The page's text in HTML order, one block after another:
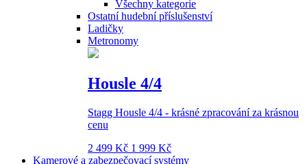
Všechny kategorie
Ostatní hudební příslušenství
Ladičky
Metronomy
Housle 4/4
Stagg Housle 4/4 - krásné zpracování za krásnou
cenu
2 499 Kč 1 999 Kč
Kamerové a zabezpečovací systémy